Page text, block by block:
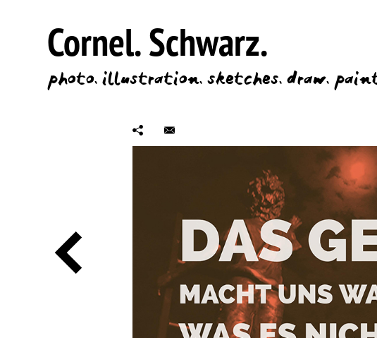
Cornel.Schwarz.
photo.illustration.sketches.draw.